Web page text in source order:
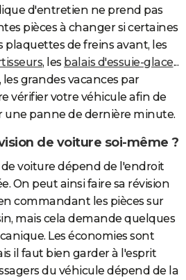
d'entretien ne prend pas
pièces à changer si certaines
plaquettes de freins avant, les
, les balais d'essuie-glace...
grandes vacances par
vérifier votre véhicule afin de
une panne de dernière minute.
de voiture soi-même ?
voiture dépend de l'endroit
On peut ainsi faire sa révision
commandant les pièces sur
mais cela demande quelques
Les économies sont
il faut bien garder à l'esprit
du véhicule dépend de la